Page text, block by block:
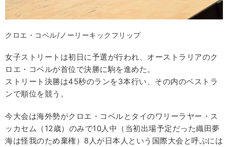
クロエ・コベル/ノーリーキックフリップ
女子ストリートは初日に予選が行われ、オーストラリアのク
ロエ・コベルが首位で決勝に駒を進めた。
ストリート決勝は45秒のランを3本行い、その内のベストラ
ンで順位を競う。
今大会は海外勢がクロエ・コベルとタイのワリーラヤー・ス
ッカセム（12歳）のみで10人中（当初出場予定だった織田夢
海は怪我のため棄権）8人が日本人という国際大会と呼ぶには